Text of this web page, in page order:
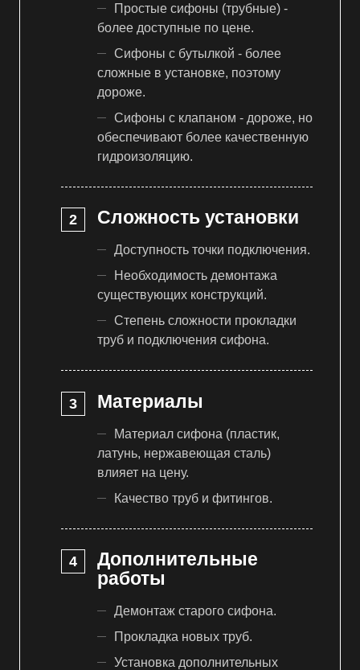
Простые сифоны (трубные) -
более доступные по цене.
Сифоны с бутылкой - более
сложные в установке, поэтому
дороже.
Сифоны с клапаном - дороже, но
обеспечивают более качественную
гидроизоляцию.
Сложность установки
Доступность точки подключения.
Необходимость демонтажа
существующих конструкций.
Степень сложности прокладки
труб и подключения сифона.
Материалы
Материал сифона (пластик,
латунь, нержавеющая сталь)
влияет на цену.
Качество труб и фитингов.
Дополнительные
работы
Демонтаж старого сифона.
Прокладка новых труб.
Установка дополнительных